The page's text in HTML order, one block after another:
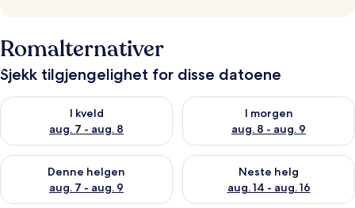
Romalternativer
Sjekk tilgjengelighet for disse datoene
I kveld
aug. 7 - aug. 8
Sjekk tilgjengelighet for i kveld, aug. 7 - aug. 8
I morgen
aug. 8 - aug. 9
Sjekk tilgjengelighet for i
Denne helgen
aug. 7 - aug. 9
Sjekk tilgjengelighet for denne helgen, aug. 7 - aug. 9
Neste helg
aug. 14 - aug. 16
Sjekk tilgjengelighet for neste